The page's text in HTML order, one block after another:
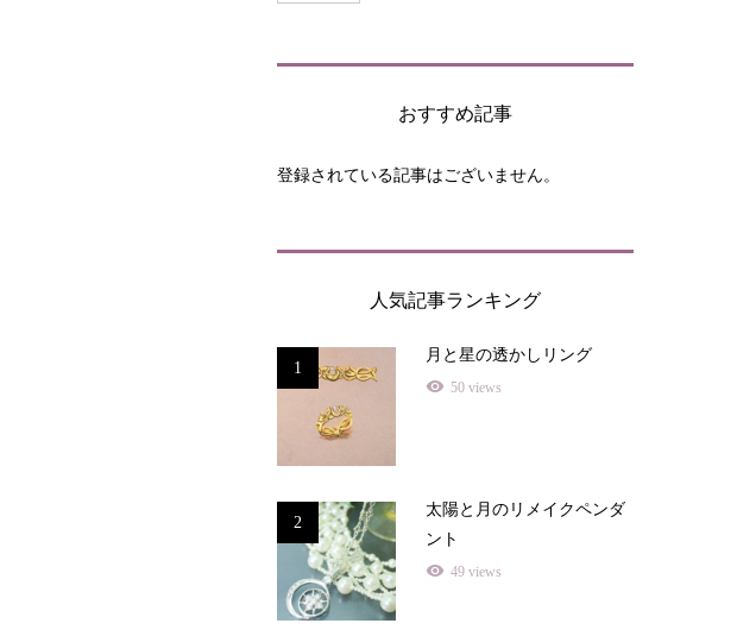
おすすめ記事
登録されている記事はございません。
人気記事ランキング
1
月と星の透かしリング
50 views
2
太陽と月のリメイクペンダ
ント
49 views